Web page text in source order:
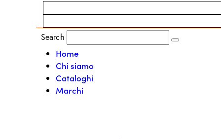
Search
Home
Chi siamo
Cataloghi
Marchi